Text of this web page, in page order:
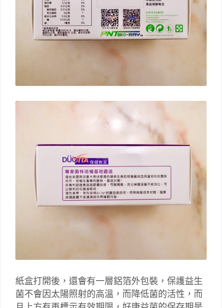
紙盒打開後，還會有一層鋁箔外包裝，保護益生
菌不會因太陽照射的高溫，而降低菌的活性，而